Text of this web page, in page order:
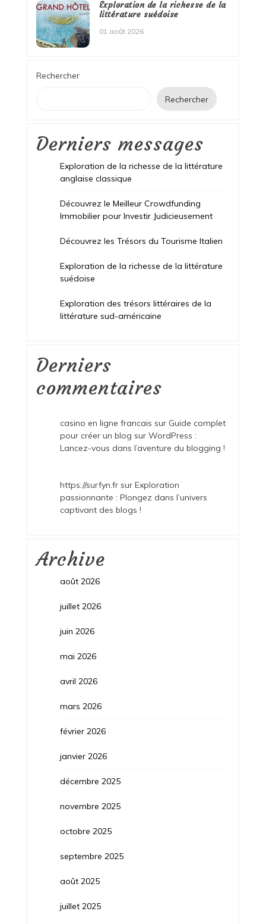
Exploration de la richesse de la
littérature suédoise
01 août 2026
Rechercher
Rechercher
Derniers messages
Exploration de la richesse de la littérature
anglaise classique
Découvrez le Meilleur Crowdfunding
Immobilier pour Investir Judicieusement
Découvrez les Trésors du Tourisme Italien
Exploration de la richesse de la littérature
suédoise
Exploration des trésors littéraires de la
littérature sud-américaine
Derniers
commentaires
casino en ligne francais sur Guide complet
pour créer un blog sur WordPress :
Lancez-vous dans l’aventure du blogging !
https://surfyn.frsur Exploration
passionnante : Plongez dans l’univers
captivant des blogs !
Archive
août 2026
juillet 2026
juin 2026
mai 2026
avril 2026
mars 2026
février 2026
janvier 2026
décembre 2025
novembre 2025
octobre 2025
septembre 2025
août 2025
juillet 2025